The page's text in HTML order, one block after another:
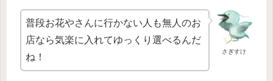
さぎすけ
普段お花やさんに行かない人も無人のお
店なら気楽に入れてゆっくり選べるんだ
ね！